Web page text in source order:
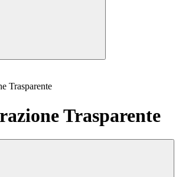
Trasparente
Trasparente